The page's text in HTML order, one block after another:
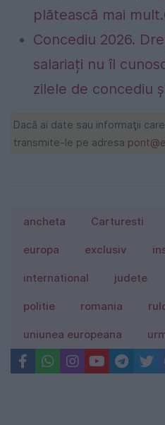
plătească mai
Concediu 2026.
salariați nu îl
zilele de concediu
Dacă ai date sau informaţii
transmite-le pe adresa
ancheta Carturesti
europa exclusiv
international judete
politie romania
uniunea europeana